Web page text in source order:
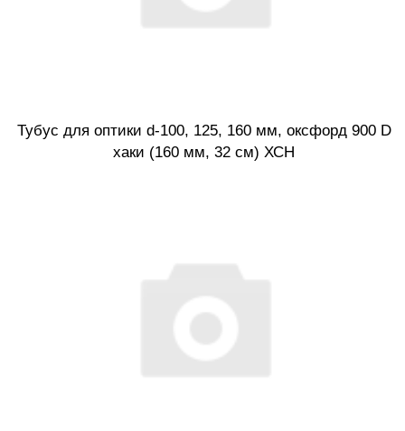
Тубус для оптики d-100, 125, 160 мм, оксфорд 900 D
хаки (160 мм, 32 см) ХСН